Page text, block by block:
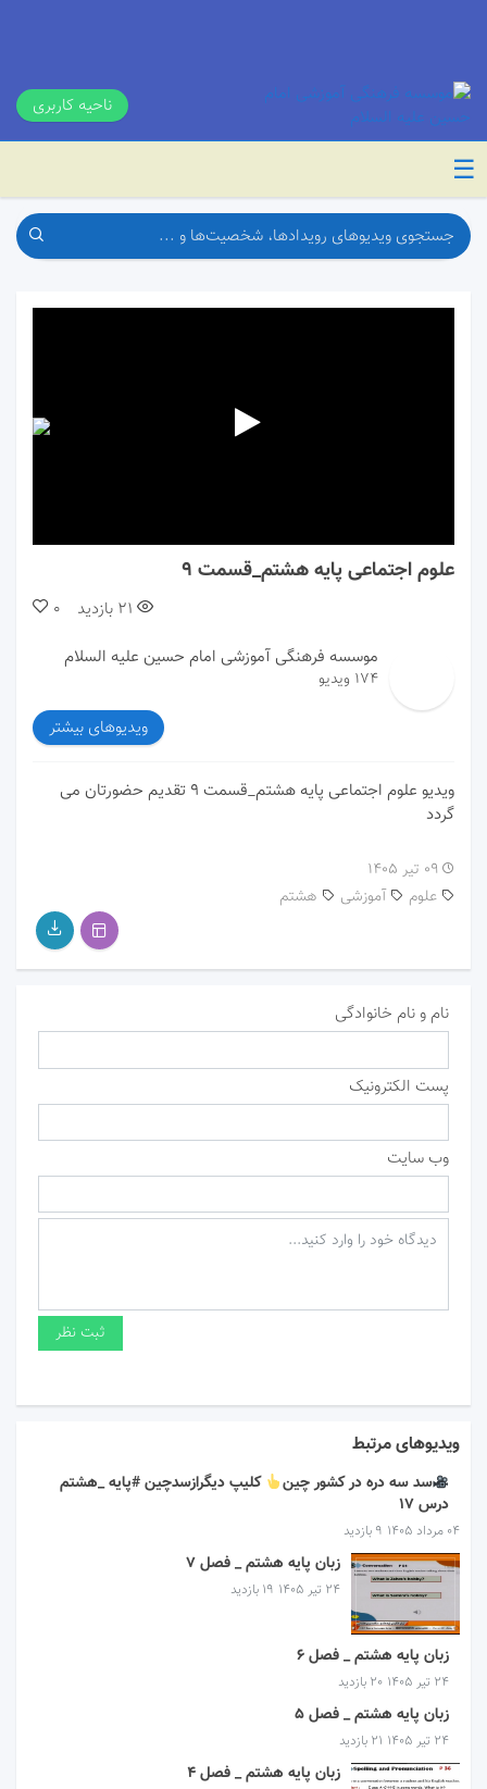
ناحیه کاربری
☰
علوم اجتماعی پایه هشتم_قسمت 9
0 21 بازدید
موسسه فرهنگی آموزشی امام حسین علیه السلام
174 ویدیو
ویدیوهای بیشتر
ویدیو علوم اجتماعی پایه هشتم_قسمت 9 تقدیم حضورتان می
گردد
۰۹ تیر ۱۴۰۵
آموزشی
علوم هشتم
نام و نام خانوادگی
پست الکترونیک
وب سایت
ویدیوهای مرتبط
سد سه دره در کشور چین
کلیپ دیگرازسدچین #پایه _هشتم
درس ۱۷
۰۴ مرداد ۱۴۰۵ 9 بازدید
زبان پایه هشتم _ فصل 7
۲۴ تیر ۱۴۰۵ 19 بازدید
زبان پایه هشتم _ فصل 6
۲۴ تیر ۱۴۰۵ 20 بازدید
زبان پایه هشتم _ فصل 5
۲۴ تیر ۱۴۰۵ 21 بازدید
زبان پایه هشتم _ فصل 4